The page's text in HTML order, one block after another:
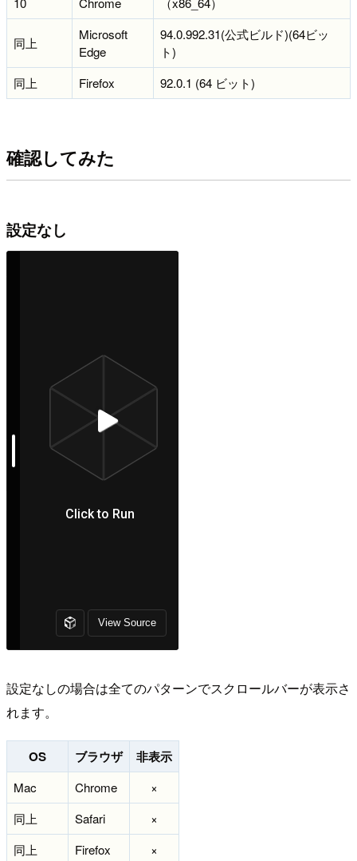
同上
Microsoft
Edge
94.0.992.31(公式ビルド)(64ビッ
ト)
同上
Firefox 92.0.1 (64 ビット)
確認してみた
設定なし
設定なしの場合は全てのパターンでスクロールバーが表示さ
れます。
OS ブラウザ 非表示
Mac Chrome
×
同上
Safari
×
同上
Firefox ×